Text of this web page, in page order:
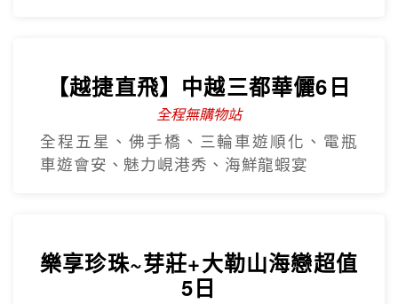
【越捷直飛】中越三都華儷6日
全程無購物站
全程五星、佛手橋、三輪車遊順化、電瓶
車遊會安、魅力峴港秀、海鮮龍蝦宴
樂享珍珠~芽莊+大勒山海戀超值
5日